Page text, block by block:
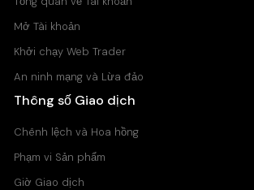
Mở Tài khoản
Khởi chạy Web Trader
An ninh mạng và Lừa đảo
Thông số Giao dịch
Chênh lệch và Hoa hồng
Phạm vi Sản phẩm
Giờ Giao dịch